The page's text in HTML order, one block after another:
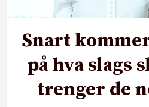
Snart
på hva slags
trenger de